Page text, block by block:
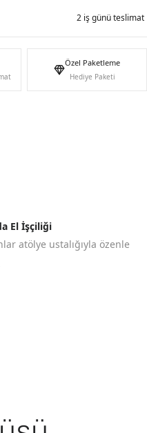
2 iş günü teslimat
Özel Paketleme
Hediye Paketi
El İşçiliği
atölye ustalığıyla özenle